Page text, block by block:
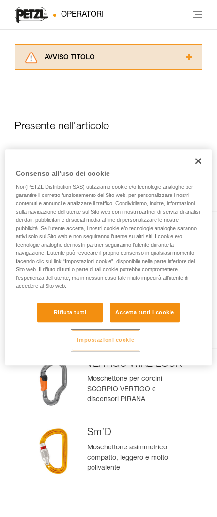
OPERATORI
AVVISO TITOLO
La padronanza di queste tecniche richiede una
Forniamo esempi di tecniche relative alla vostra
vengono qui descritte.
Presente nell'articolo
Moschettone asimmetrico in
alluminio, sbloccabile con un
utensile
Am’D
Moschettone asimmetrico
leggero
WILLIAM
Moschettone asimmetrico
VERTIGO WIRE-LOCK
Moschettone per cordini
SCORPIO VERTIGO e
discensori PIRANA
Sm’D
Moschettone asimmetrico
compatto, leggero e molto
polivalente
Consenso all'uso dei cookie
Noi (PETZL Distribution SAS) utilizziamo cookie e/o tecnologie analoghe per
garantire il corretto funzionamento del Sito web, per personalizzare i nostri
contenuti e annunci e analizzare il traffico. Condividiamo, inoltre, informazioni
sulla navigazione dell’utente sul Sito web con i nostri partner di servizi di analisi
dei dati, pubblicitari e di social media al fine di personalizzare le nostre
pubblicità. Se l’utente accetta, i nostri cookie e/o tecnologie analoghe saranno
attivi solo sul Sito web e non seguiranno l’utente su altri siti. I cookie e/o
tecnologie analoghe dei nostri partner seguiranno l’utente durante la
navigazione. L’utente può revocare il proprio consenso in qualsiasi momento
facendo clic sul link “Impostazioni cookie”, disponibile nella parte inferiore del
Sito web. Il rifiuto di tutti o parte di tali cookie potrebbe compromettere
l’esperienza dell’utente, ma in nessun caso tale rifiuto impedirà all’utente di
accedere al Sito web.
Rifiuta tutti Accetta tutti i cookie
Impostazioni cookie